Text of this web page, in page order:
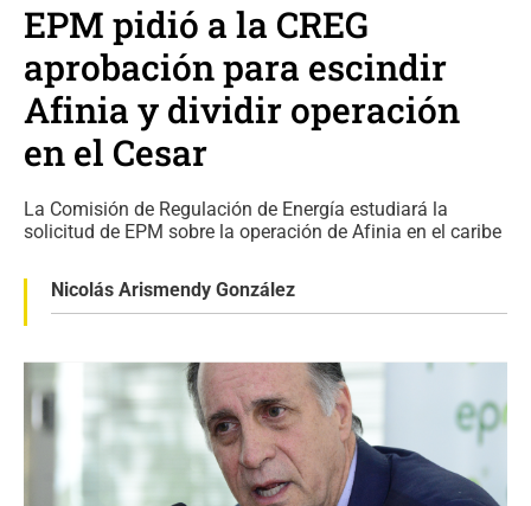
EPM pidió a la CREG
aprobación para escindir
Afinia y dividir operación
en el Cesar
La Comisión de Regulación de Energía estudiará la
solicitud de EPM sobre la operación de Afinia en el caribe
Nicolás Arismendy González